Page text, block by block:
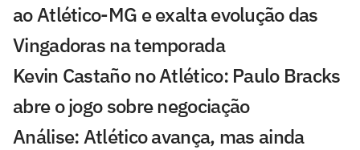
ao Atlético-MG e exalta evolução das
Vingadoras na temporada
Kevin Castaño no Atlético: Paulo Bracks
abre o jogo sobre negociação
Análise: Atlético avança, mas ainda